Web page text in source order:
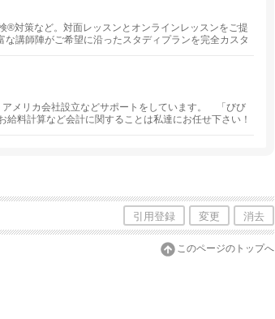
対策など。対面レッスンとオンラインレッスンをご提
講師陣がご希望に沿ったスタディプランを完全カスタ
メリカ会社設立などサポートをしています。 「びび
料計算など会計に関することは私達にお任せ下さい！
引用登録 変更 消去
このページのトップへ